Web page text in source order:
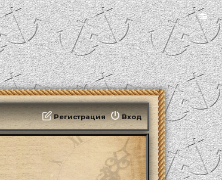
📻
Вход
Регистрация